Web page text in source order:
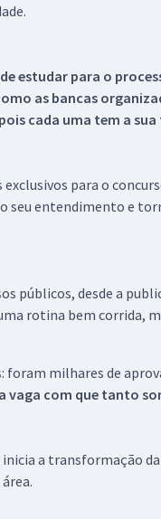
estudar para o
as bancas
cada uma tem a
para o
seu entendimento e
públicos, desde a
rotina bem corrida,
foram milhares de
vaga com que tanto
a transformação